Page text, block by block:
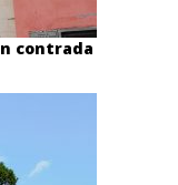
contrada